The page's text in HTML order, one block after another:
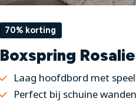
70% korting
Boxspring Rosalie
Laag hoofdbord met
Perfect bij schuine wanden